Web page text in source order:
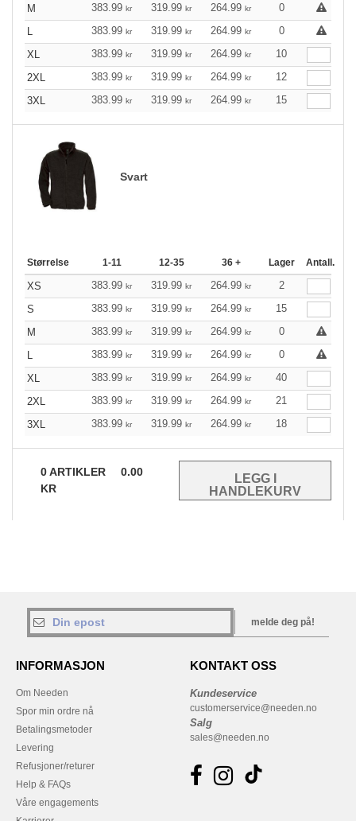
M
383.99 kr 319.99 kr 264.99 kr
0
L
383.99 kr 319.99 kr 264.99 kr
0
XL
383.99 kr 319.99 kr 264.99 kr
10
2XL
383.99 kr 319.99 kr 264.99 kr
12
3XL
383.99 kr 319.99 kr 264.99 kr 15
Svart
Størrelse 1-11 12-35 36 + Lager Antall.
XS 383.99 kr 319.99 kr 264.99 kr
2
S
383.99 kr 319.99 kr 264.99 kr
15
M
383.99 kr 319.99 kr 264.99 kr
0
L
383.99 kr 319.99 kr 264.99 kr
0
XL
383.99 kr 319.99 kr 264.99 kr
40
2XL
383.99 kr 319.99 kr 264.99 kr
21
3XL
383.99 kr 319.99 kr 264.99 kr 18
0ARTIKLER
0.00
KR
melde deg på!
INFORMASJON
Om Needen
Spor min ordre nå
Betalingsmetoder
Levering
Refusjoner/returer
Help & FAQs
Våre engagements
KONTAKT OSS
Kundeservice
customerservice@needen.no
Salg
sales@needen.no